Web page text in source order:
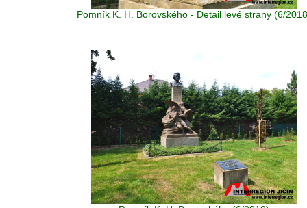
Pomník K. H. Borovského - Detail levé strany (6/